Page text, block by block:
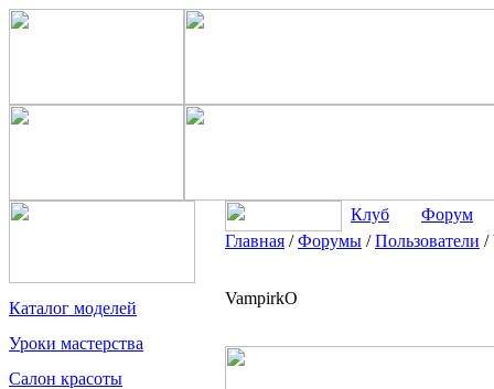
Каталог моделей
Уроки мастерства
Салон красоты
Клуб
Форум
Главная /Форумы /Пользователи /
VampirkO